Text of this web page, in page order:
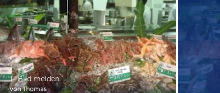
Bild melden
von Thomas